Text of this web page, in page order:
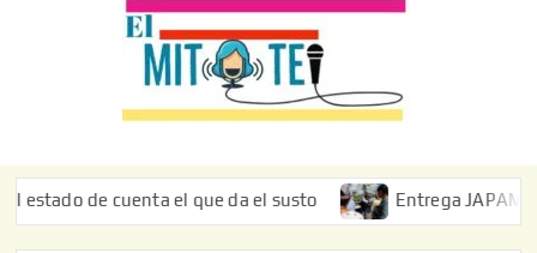
de cuenta el que da el susto Entrega JAPAM